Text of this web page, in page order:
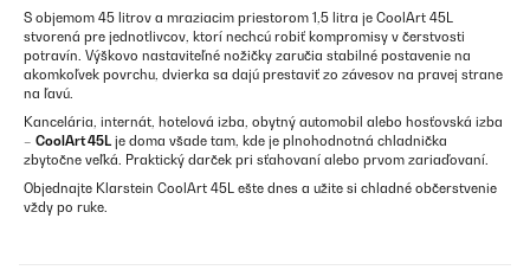
S objemom 45 litrov a mraziacim priestorom 1,5 litra je CoolArt 45L
stvorená pre jednotlivcov, ktorí nechcú robiť kompromisy v čerstvosti
potravín. Výškovo nastaviteľné nožičky zaručia stabilné postavenie na
akomkoľvek povrchu, dvierka sa dajú prestaviť zo závesov na pravej strane
na ľavú.
Kancelária, internát, hotelová izba, obytný automobil alebo hosťovská izba
– CoolArt 45L je doma všade tam, kde je plnohodnotná chladnička
zbytočne veľká. Praktický darček pri sťahovaní alebo prvom zariaďovaní.
Objednajte Klarstein CoolArt 45L ešte dnes a užite si chladné občerstvenie
vždy po ruke.